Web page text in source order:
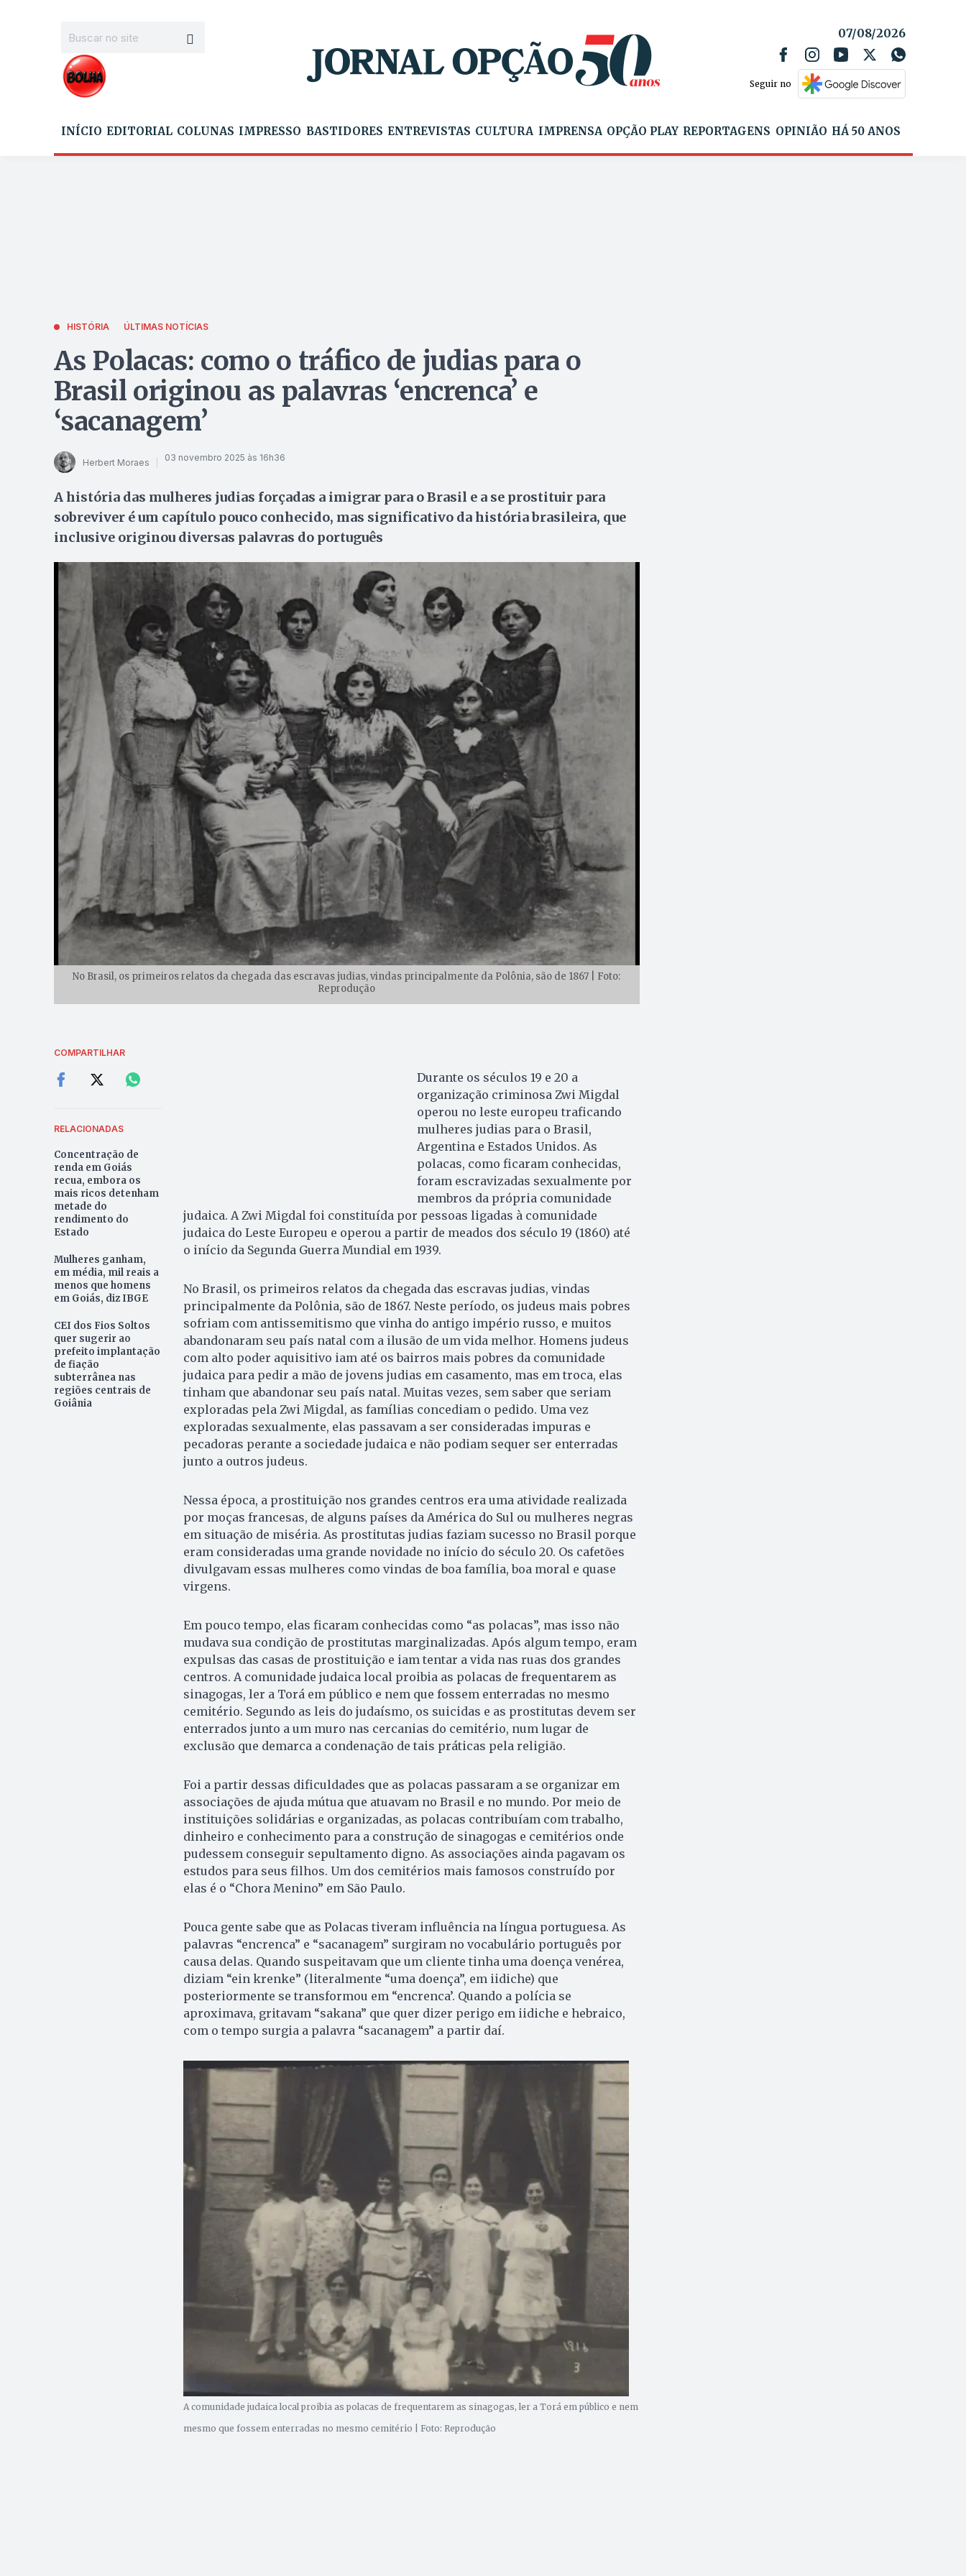
07/08/2026
Seguir no
INÍCIO EDITORIAL COLUNAS IMPRESSO BASTIDORES ENTREVISTAS CULTURA IMPRENSA OPÇÃO PLAY REPORTAGENS OPINIÃO HÁ 50 ANOS
HISTÓRIA ÚLTIMAS NOTÍCIAS
As Polacas: como o tráfico de judias para o
Brasil originou as palavras ‘encrenca’ e
‘sacanagem’
Herbert Moraes 03 novembro 2025 às 16h36
A história das mulheres judias forçadas a imigrar para o Brasil e a se prostituir para
sobreviver é um capítulo pouco conhecido, mas significativo da história brasileira, que
inclusive originou diversas palavras do português
No Brasil, os primeiros relatos da chegada das escravas judias, vindas principalmente da Polônia, são de 1867 | Foto:
Reprodução
COMPARTILHAR
RELACIONADAS
Concentração de
renda em Goiás
recua, embora os
mais ricos detenham
metade do
rendimento do
Estado
Mulheres ganham,
em média, mil reais a
menos que homens
em Goiás, diz IBGE
CEI dos Fios Soltos
quer sugerir ao
prefeito implantação
de fiação
subterrânea nas
regiões centrais de
Goiânia
Durante os séculos 19 e 20 a
organização criminosa Zwi Migdal
operou no leste europeu traficando
mulheres judias para o Brasil,
Argentina e Estados Unidos. As
polacas, como ficaram conhecidas,
foram escravizadas sexualmente por
membros da própria comunidade
judaica. A Zwi Migdal foi constituída por pessoas ligadas à comunidade
judaica do Leste Europeu e operou a partir de meados dos século 19 (1860) até
o início da Segunda Guerra Mundial em 1939.
No Brasil, os primeiros relatos da chegada das escravas judias, vindas
principalmente da Polônia, são de 1867. Neste período, os judeus mais pobres
sofriam com antissemitismo que vinha do antigo império russo, e muitos
abandonaram seu país natal com a ilusão de um vida melhor. Homens judeus
com alto poder aquisitivo iam até os bairros mais pobres da comunidade
judaica para pedir a mão de jovens judias em casamento, mas em troca, elas
tinham que abandonar seu país natal. Muitas vezes, sem saber que seriam
exploradas pela Zwi Migdal, as famílias concediam o pedido. Uma vez
exploradas sexualmente, elas passavam a ser consideradas impuras e
pecadoras perante a sociedade judaica e não podiam sequer ser enterradas
junto a outros judeus.
Nessa época, a prostituição nos grandes centros era uma atividade realizada
por moças francesas, de alguns países da América do Sul ou mulheres negras
em situação de miséria. As prostitutas judias faziam sucesso no Brasil porque
eram consideradas uma grande novidade no início do século 20. Os cafetões
divulgavam essas mulheres como vindas de boa família, boa moral e quase
virgens.
Em pouco tempo, elas ficaram conhecidas como “as polacas”, mas isso não
mudava sua condição de prostitutas marginalizadas. Após algum tempo, eram
expulsas das casas de prostituição e iam tentar a vida nas ruas dos grandes
centros. A comunidade judaica local proibia as polacas de frequentarem as
sinagogas, ler a Torá em público e nem que fossem enterradas no mesmo
cemitério. Segundo as leis do judaísmo, os suicidas e as prostitutas devem ser
enterrados junto a um muro nas cercanias do cemitério, num lugar de
exclusão que demarca a condenação de tais práticas pela religião.
Foi a partir dessas dificuldades que as polacas passaram a se organizar em
associações de ajuda mútua que atuavam no Brasil e no mundo. Por meio de
instituições solidárias e organizadas, as polacas contribuíam com trabalho,
dinheiro e conhecimento para a construção de sinagogas e cemitérios onde
pudessem conseguir sepultamento digno. As associações ainda pagavam os
estudos para seus filhos. Um dos cemitérios mais famosos construído por
elas é o “Chora Menino” em São Paulo.
Pouca gente sabe que as Polacas tiveram influência na língua portuguesa. As
palavras “encrenca” e “sacanagem” surgiram no vocabulário português por
causa delas. Quando suspeitavam que um cliente tinha uma doença venérea,
diziam “ein krenke” (literalmente “uma doença”, em iidiche) que
posteriormente se transformou em “encrenca’. Quando a polícia se
aproximava, gritavam “sakana” que quer dizer perigo em iidiche e hebraico,
com o tempo surgia a palavra “sacanagem” a partir daí.
A comunidade judaica local proibia as polacas de frequentarem as sinagogas, ler a Torá em público e nem
mesmo que fossem enterradas no mesmo cemitério | Foto: Reprodução